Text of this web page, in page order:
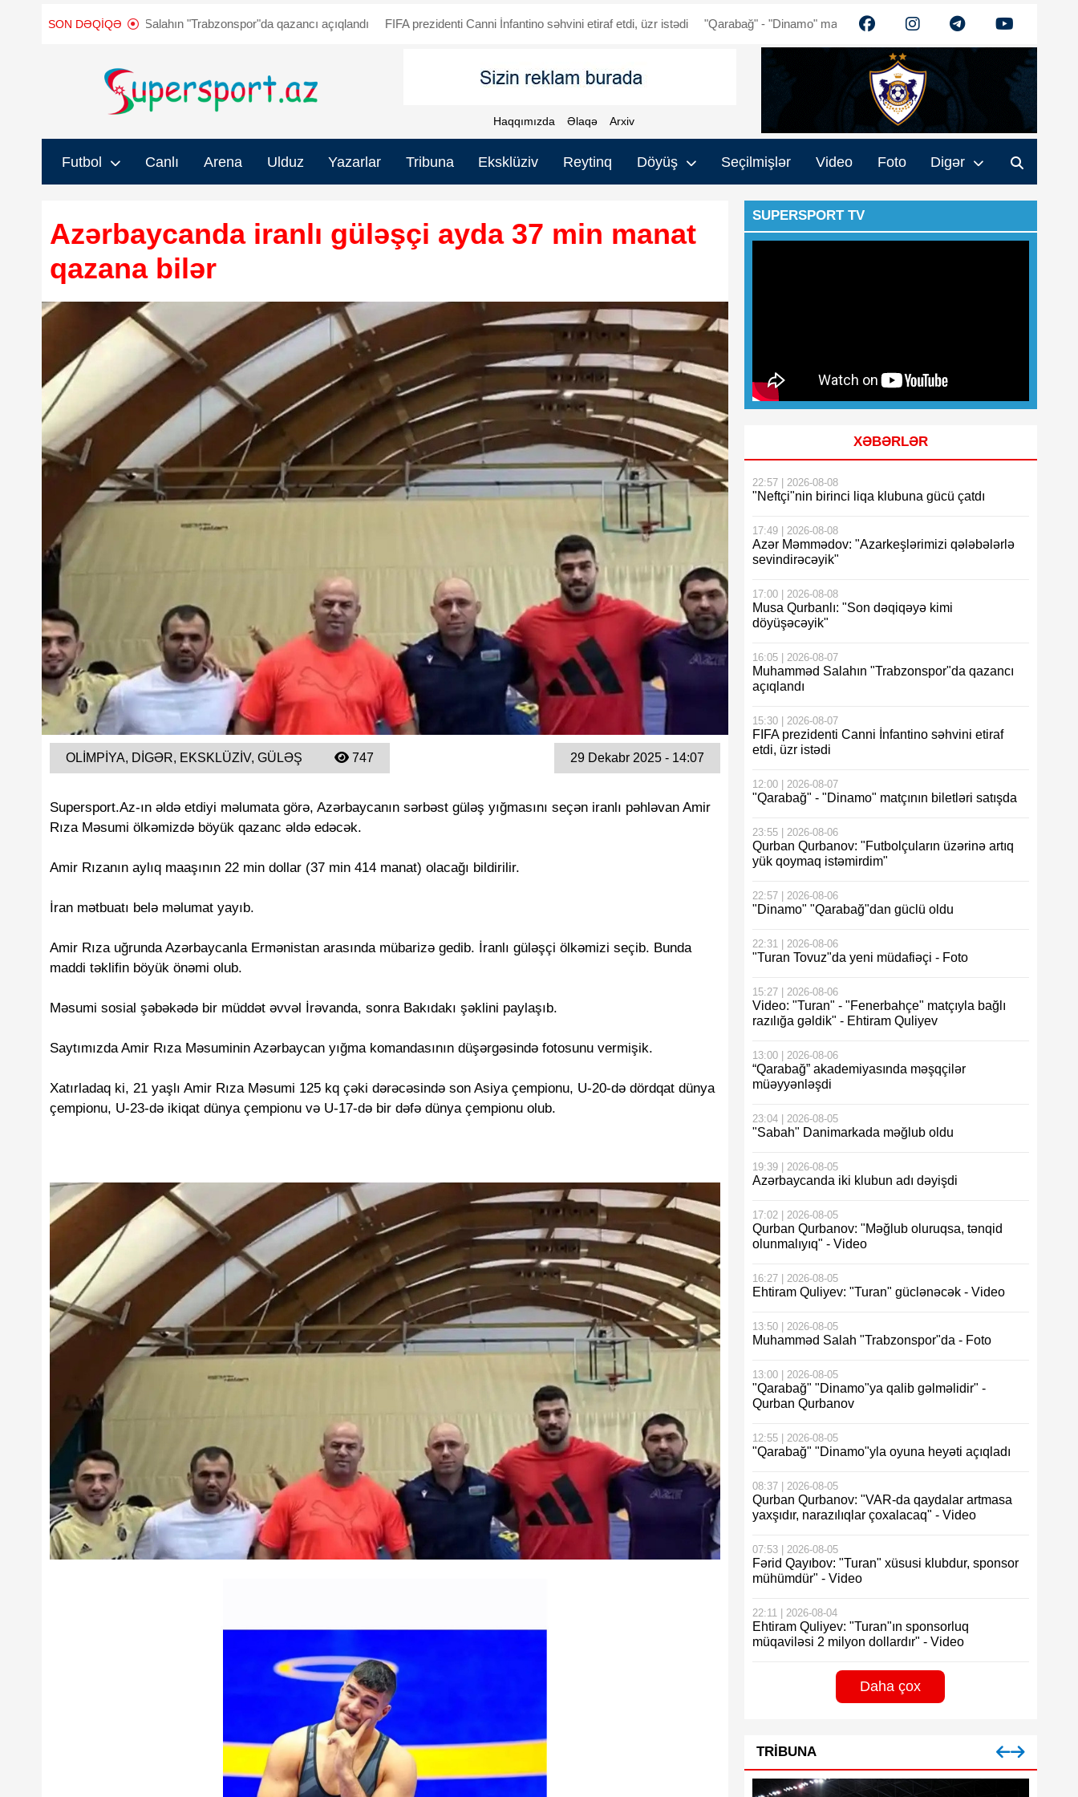
SON DƏQIQƏ
Salahın "Trabzonspor"da qazancı açıqlandı FIFA prezidenti Canni İnfantino səhvini etiraf etdi, üzr istədi "Qarabağ" - "Dinamo" matçının biletləri satışda Qurban Qurbanov: "Futbolçuların
Haqqımızda Əlaqə Arxiv
Futbol Canlı Arena Ulduz Yazarlar Tribuna Eksklüziv Reytinq Döyüş Seçilmişlər Video Foto Digər
Azərbaycanda iranlı güləşçi ayda 37 min manat
qazana bilər
OLIMPIYA, DIGƏR, EKSKLÜZIV, GÜLƏŞ 747 29 Dekabr 2025 - 14:07
Supersport.Az-ın əldə etdiyi məlumata görə, Azərbaycanın sərbəst güləş yığmasını seçən iranlı pəhləvan Amir
Rıza Məsumi ölkəmizdə böyük qazanc əldə edəcək.
Amir Rızanın aylıq maaşının 22 min dollar (37 min 414 manat) olacağı bildirilir.
İran mətbuatı belə məlumat yayıb.
Amir Rıza uğrunda Azərbaycanla Ermənistan arasında mübarizə gedib. İranlı güləşçi ölkəmizi seçib. Bunda
maddi təklifin böyük önəmi olub.
Məsumi sosial şəbəkədə bir müddət əvvəl İrəvanda, sonra Bakıdakı şəklini paylaşıb.
Saytımızda Amir Rıza Məsuminin Azərbaycan yığma komandasının düşərgəsində fotosunu vermişik.
Xatırladaq ki, 21 yaşlı Amir Rıza Məsumi 125 kq çəki dərəcəsində son Asiya çempionu, U-20-də dördqat dünya
çempionu, U-23-də ikiqat dünya çempionu və U-17-də bir dəfə dünya çempionu olub.
SUPERSPORT TV
XƏBƏRLƏR
22:57 | 2026-08-08
"Neftçi"nin birinci liqa klubuna gücü çatdı
17:49 | 2026-08-08
Azər Məmmədov: "Azarkeşlərimizi qələbələrlə
sevindirəcəyik"
17:00 | 2026-08-08
Musa Qurbanlı: "Son dəqiqəyə kimi
döyüşəcəyik"
16:05 | 2026-08-07
Muhamməd Salahın "Trabzonspor"da qazancı
açıqlandı
15:30 | 2026-08-07
FIFA prezidenti Canni İnfantino səhvini etiraf
etdi, üzr istədi
12:00 | 2026-08-07
"Qarabağ" - "Dinamo" matçının biletləri satışda
23:55 | 2026-08-06
Qurban Qurbanov: "Futbolçuların üzərinə artıq
yük qoymaq istəmirdim"
22:57 | 2026-08-06
"Dinamo" "Qarabağ"dan güclü oldu
22:31 | 2026-08-06
"Turan Tovuz"da yeni müdafiəçi - Foto
15:27 | 2026-08-06
Video: "Turan" - "Fenerbahçe" matçıyla bağlı
razılığa gəldik" - Ehtiram Quliyev
13:00 | 2026-08-06
“Qarabağ” akademiyasında məşqçilər
müəyyənləşdi
23:04 | 2026-08-05
"Sabah" Danimarkada məğlub oldu
19:39 | 2026-08-05
Azərbaycanda iki klubun adı dəyişdi
17:02 | 2026-08-05
Qurban Qurbanov: "Məğlub oluruqsa, tənqid
olunmalıyıq" - Video
16:27 | 2026-08-05
Ehtiram Quliyev: "Turan" güclənəcək - Video
13:50 | 2026-08-05
Muhamməd Salah "Trabzonspor"da - Foto
13:00 | 2026-08-05
"Qarabağ" "Dinamo"ya qalib gəlməlidir" -
Qurban Qurbanov
12:55 | 2026-08-05
"Qarabağ" "Dinamo"yla oyuna heyəti açıqladı
08:37 | 2026-08-05
Qurban Qurbanov: "VAR-da qaydalar artmasa
yaxşıdır, narazılıqlar çoxalacaq" - Video
07:53 | 2026-08-05
Fərid Qayıbov: "Turan" xüsusi klubdur, sponsor
mühümdür" - Video
22:11 | 2026-08-04
Ehtiram Quliyev: "Turan"ın sponsorluq
müqaviləsi 2 milyon dollardır" - Video
Daha çox
TRIBUNA